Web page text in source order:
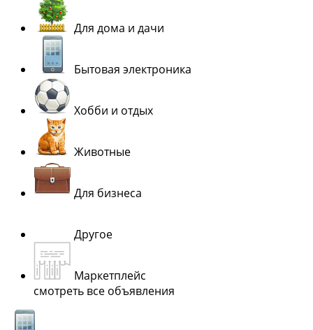
Для дома и дачи
Бытовая электроника
Хобби и отдых
Животные
Для бизнеса
Другое
Маркетплейс
смотреть все объявления